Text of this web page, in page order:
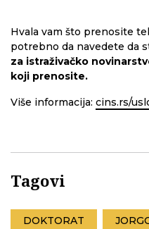
Hvala vam što prenosite
potrebno da navedete da
za istraživačko
koji prenosite.
Više informacija: cins.rs/
Tagovi
DOKTORAT